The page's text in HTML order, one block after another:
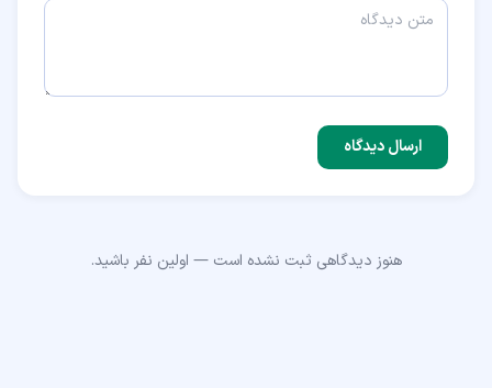
ارسال دیدگاه
هنوز دیدگاهی ثبت نشده است — اولین نفر باشید.